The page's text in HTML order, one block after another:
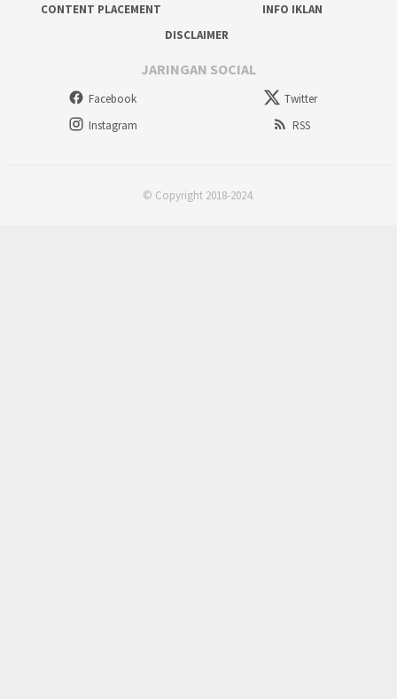
CONTENT PLACEMENT
INFO IKLAN
DISCLAIMER
JARINGAN SOCIAL
Facebook
Twitter
Instagram
RSS
© Copyright 2018-2024.